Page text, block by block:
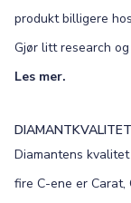
produkt billigere
Gjør litt research
Les mer.
DIAMANTKVALITET
Diamantens
fire C-ene er Carat,